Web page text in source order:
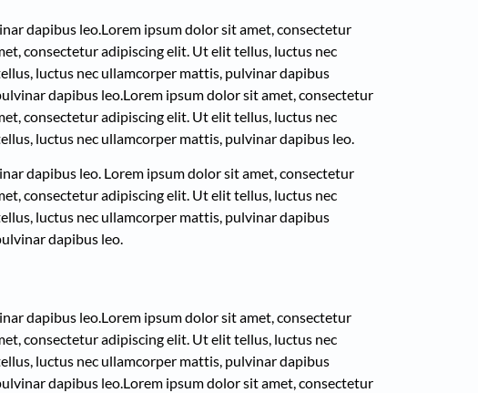
dapibus leo. Lorem ipsum dolor sit amet, consectetur
consectetur adipiscing elit. Ut elit tellus, luctus nec
luctus nec ullamcorper mattis, pulvinar dapibus
dapibus leo. Lorem ipsum dolor sit amet, consectetur
consectetur adipiscing elit. Ut elit tellus, luctus nec
luctus nec ullamcorper mattis, pulvinar dapibus leo.
dapibus leo. Lorem ipsum dolor sit amet, consectetur
consectetur adipiscing elit. Ut elit tellus, luctus nec
luctus nec ullamcorper mattis, pulvinar dapibus
dapibus leo.
dapibus leo.Lorem ipsum dolor sit amet, consectetur
consectetur adipiscing elit. Ut elit tellus, luctus nec
luctus nec ullamcorper mattis, pulvinar dapibus
dapibus leo.Lorem ipsum dolor sit amet, consectetur